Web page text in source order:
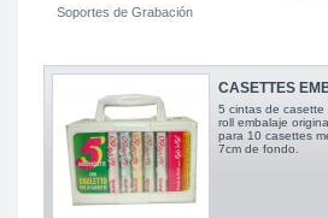
Soportes de Grabación
CASETTES
5 cintas de casette
roll embalaje
para 10 casettes
7cm de fondo.